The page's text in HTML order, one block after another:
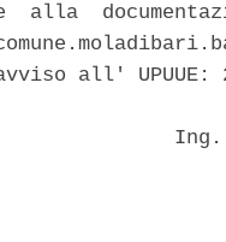
alla
all'